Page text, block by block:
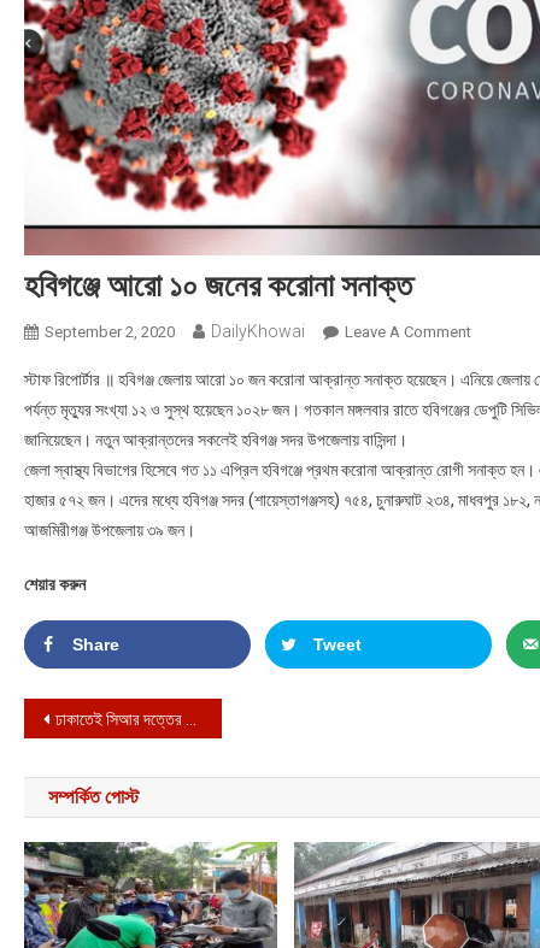
হবিগঞ্জে আরো ১০ জনের করোনা সনাক্ত
September 2, 2020 DailyKhowai Leave A CommentOn
স্টাফ রিপোর্টার ॥ হবিগঞ্জ জেলায় আরো ১০ জন করোনা আক্রান্ত সনাক্ত হয়েছেন। এনিয়ে
পর্যন্ত মৃত্যুর সংখ্যা ১২ ও সুস্থ হয়েছেন ১০২৮ জন। গতকাল মঙ্গলবার রাতে হবিগঞ্জের ডেপুটি
জানিয়েছেন। নতুন আক্রান্তদের সকলেই হবিগঞ্জ সদর উপজেলায় বাসিন্দা।
জেলা স্বাস্থ্য বিভাগের হিসেবে গত ১১ এপ্রিল হবিগঞ্জে প্রথম করোনা আক্রান্ত রোগী সনাক্ত
হাজার ৫৭২ জন। এদের মধ্যে হবিগঞ্জ সদর (শায়েস্তাগঞ্জসহ) ৭৫৪, চুনারুঘাট ২৩৪, মাধবপুর ১৮২,
আজমিরীগঞ্জ উপজেলায় ৩৯ জন।
শেয়ার করুন
Share Tweet
Post navigation
ঢাকাতেই সিআর দত্তের শেষ বিদায়
সম্পর্কিত পোস্ট